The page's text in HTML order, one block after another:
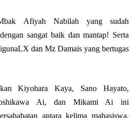
Afiyah Nabilah yang sudah
sangat baik dan mantap! Serta
dan Mz Damais yang bertugas
Kiyohara Kaya, Sano Hayato,
Ai, dan Mikami Ai ini
antara kelima mahasiswa,